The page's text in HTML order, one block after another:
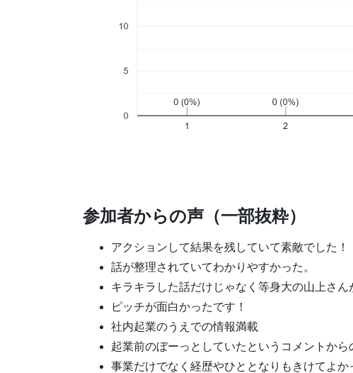
参加者からの声（一部抜粋）
アクションして結果を残していて素敵でした！
話が整理されていてわかりやすかった。
キラキラした話だけじゃなく等身大の山上さ
ピッチが面白かったです！
社内起業のうえでの情報満載
起業前のぼーっとしていたというコメントから
事業だけでなく経歴やひととなりもきけてよか